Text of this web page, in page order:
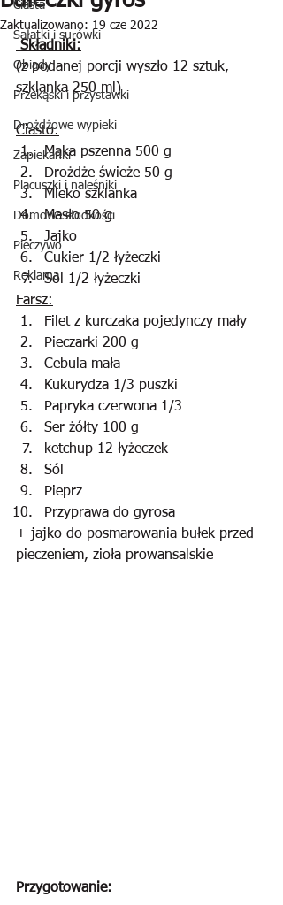
Ciasta
Sałatki i surówki
Obiady
Przekąski i przystawki
Drożdżowe wypieki
Zapiekanki
Placuszki i naleśniki
Domowe słodkości
Pieczywo
Reklama
Zaktualizowano: 19 cze 2022
Składniki:
(z podanej porcji wyszło 12 sztuk,
szklanka 250 ml)
Ciasto:
Mąka pszenna 500 g
Drożdże świeże 50 g
Mleko szklanka
Masło 50 g
Jajko
Cukier 1/2 łyżeczki
Sól 1/2 łyżeczki
Farsz:
Filet z kurczaka pojedynczy mały
Pieczarki 200 g
Cebula mała
Kukurydza 1/3 puszki
Papryka czerwona 1/3
Ser żółty 100 g
ketchup 12 łyżeczek
Sól
Pieprz
Przyprawa do gyrosa
+ jajko do posmarowania bułek przed
pieczeniem, zioła prowansalskie
Przygotowanie: